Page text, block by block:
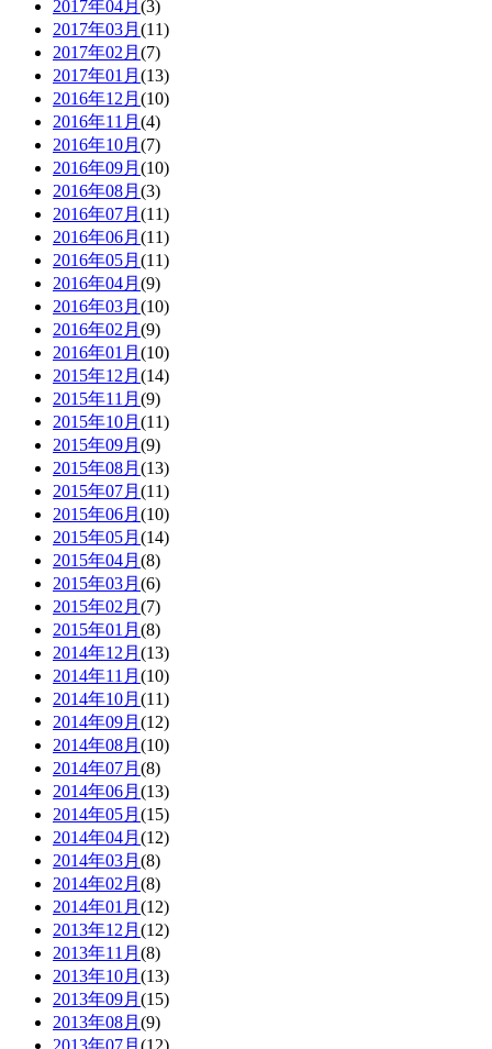
2017年04月 (3)
2017年03月 (11)
2017年02月 (7)
2017年01月 (13)
2016年12月 (10)
2016年11月 (4)
2016年10月 (7)
2016年09月 (10)
2016年08月 (3)
2016年07月 (11)
2016年06月 (11)
2016年05月 (11)
2016年04月 (9)
2016年03月 (10)
2016年02月 (9)
2016年01月 (10)
2015年12月 (14)
2015年11月 (9)
2015年10月 (11)
2015年09月 (9)
2015年08月 (13)
2015年07月 (11)
2015年06月 (10)
2015年05月 (14)
2015年04月 (8)
2015年03月 (6)
2015年02月 (7)
2015年01月 (8)
2014年12月 (13)
2014年11月 (10)
2014年10月 (11)
2014年09月 (12)
2014年08月 (10)
2014年07月 (8)
2014年06月 (13)
2014年05月 (15)
2014年04月 (12)
2014年03月 (8)
2014年02月 (8)
2014年01月 (12)
2013年12月 (12)
2013年11月 (8)
2013年10月 (13)
2013年09月 (15)
2013年08月 (9)
2013年07月 (12)